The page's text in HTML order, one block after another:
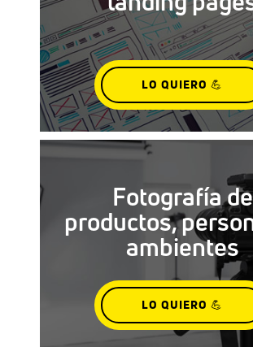
LO QUIERO 💪
Fotografía de
productos,
ambientes
LO QUIERO 💪